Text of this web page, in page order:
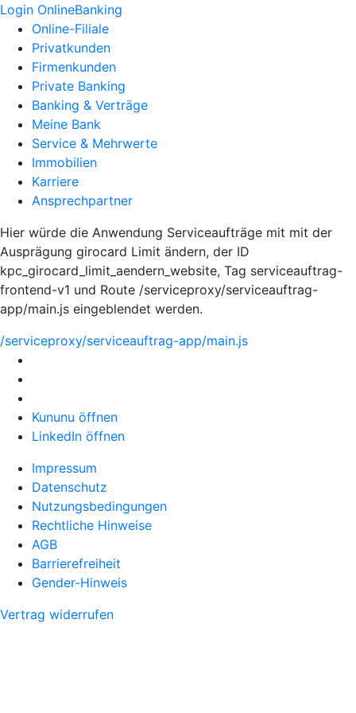
Login OnlineBanking
Online-Filiale
Privatkunden
Firmenkunden
Private Banking
Banking & Verträge
Meine Bank
Service & Mehrwerte
Immobilien
Karriere
Ansprechpartner
Hier würde die Anwendung Serviceaufträge mit mit der
Ausprägung girocard Limit ändern, der ID
kpc_girocard_limit_aendern_website, Tag serviceauftrag-
frontend-v1 und Route /serviceproxy/serviceauftrag-
app/main.js eingeblendet werden.
/serviceproxy/serviceauftrag-app/main.js
Kununu öffnen
LinkedIn öffnen
Impressum
Datenschutz
Nutzungsbedingungen
Rechtliche Hinweise
AGB
Barrierefreiheit
Gender-Hinweis
Vertrag widerrufen